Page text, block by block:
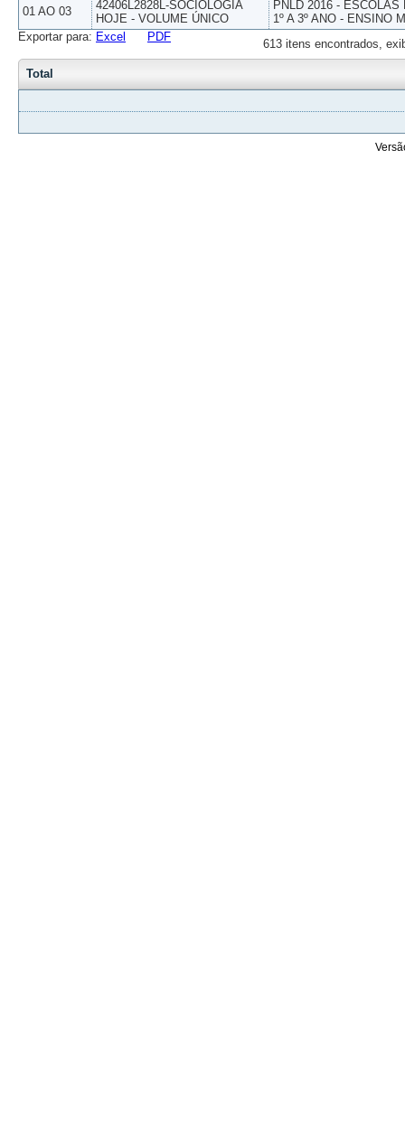
01 AO 03
42406L2828L-SOCIOLOGIA
HOJE - VOLUME ÚNICO
PNLD 2016 -
1º A 3º ANO - ENSINO
613 itens encontrados,
Exportar para: Excel PDF
Total